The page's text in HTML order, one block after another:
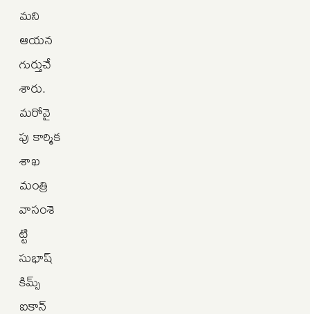
మని
ఆయన
గుర్తుచే
శారు.
మరోవై
పు కార్మిక
శాఖ
మంత్రి
వాసంశె
ట్టి
సుభాష్
కిమ్స్
ఐకాన్